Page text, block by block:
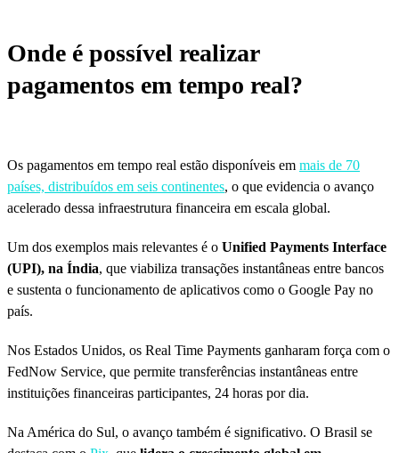
Onde é possível realizar
pagamentos em tempo real?
Os pagamentos em tempo real estão disponíveis em mais de 70
países, distribuídos em seis continentes, o que evidencia o avanço
acelerado dessa infraestrutura financeira em escala global.
Um dos exemplos mais relevantes é o Unified Payments Interface
(UPI), na Índia, que viabiliza transações instantâneas entre bancos
e sustenta o funcionamento de aplicativos como o Google Pay no
país.
Nos Estados Unidos, os Real Time Payments ganharam força com o
FedNow Service, que permite transferências instantâneas entre
instituições financeiras participantes, 24 horas por dia.
Na América do Sul, o avanço também é significativo. O Brasil se